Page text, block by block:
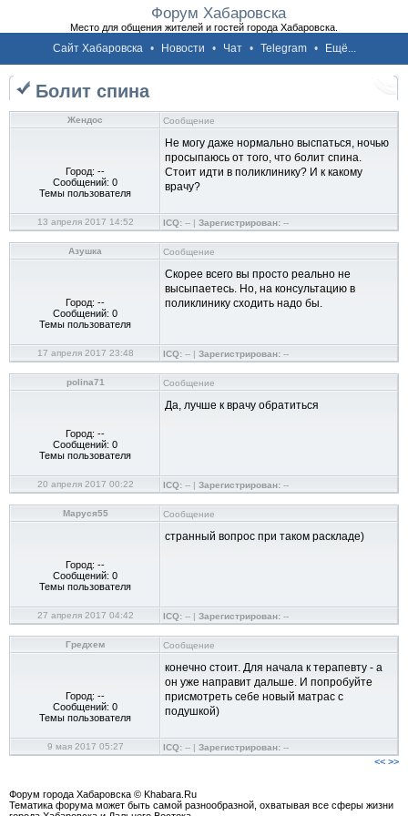
Форум Хабаровска
Место для общения жителей и гостей города Хабаровска.
Сайт Хабаровска • Новости • Чат • Telegram • Ещё...
Болит спина
Жендос Сообщение
Город: --
Сообщений: 0
Темы пользователя
Не могу даже нормально выспаться, ночью
просыпаюсь от того, что болит спина.
Стоит идти в поликлинику? И к какому
врачу?
13 апреля 2017 14:52 ICQ: -- | Зарегистрирован: --
Азушка Сообщение
Город: --
Сообщений: 0
Темы пользователя
Скорее всего вы просто реально не
высыпаетесь. Но, на консультацию в
поликлинику сходить надо бы.
17 апреля 2017 23:48 ICQ: -- | Зарегистрирован: --
polina71 Сообщение
Город: --
Сообщений: 0
Темы пользователя
Да, лучше к врачу обратиться
20 апреля 2017 00:22 ICQ: -- | Зарегистрирован: --
Маруся55 Сообщение
Город: --
Сообщений: 0
Темы пользователя
странный вопрос при таком раскладе)
27 апреля 2017 04:42 ICQ: -- | Зарегистрирован: --
Гредхем Сообщение
Город: --
Сообщений: 0
Темы пользователя
конечно стоит. Для начала к терапевту - а
он уже направит дальше. И попробуйте
присмотреть себе новый матрас с
подушкой)
9 мая 2017 05:27 ICQ: -- | Зарегистрирован: --
<< >>
Форум города Хабаровска © Khabara.Ru
Тематика форума может быть самой разнообразной, охватывая все сферы жизни